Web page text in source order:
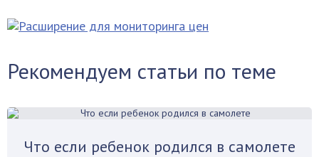
Рекомендуем статьи по теме
Что если ребенок родился в самолете